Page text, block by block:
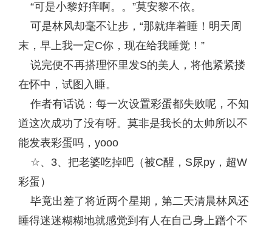
“可是小黎好痒啊。。”莫安黎不依。
可是林风却毫不让步，“那就痒着睡！明天周
末，早上我一定C你，现在给我睡觉！”
说完便不再搭理怀里发S的美人，将他紧紧搂
在怀中，试图入睡。
作者有话说：每一次设置彩蛋都失败呢，不知
道这次成功了没有呀。莫非是我长的太帅所以不
能发表彩蛋吗，yooo
☆、3、把老婆吃掉吧（被C醒，S尿py，超W
彩蛋）
毕竟出差了将近两个星期，第二天清晨林风还
睡得迷迷糊糊地就感觉到有人在自己身上蹭个不